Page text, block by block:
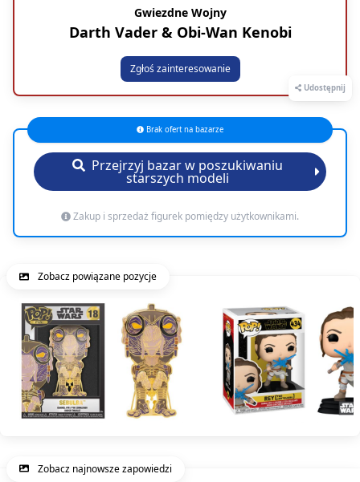
Udostępnij
Gwiezdne Wojny
Darth Vader & Obi-Wan Kenobi
Zgłoś zainteresowanie
Brak ofert na bazarze
Przejrzyj bazar w poszukiwaniu
starszych modeli
Zakup i sprzedaż figurek pomiędzy użytkownikami.
Zobacz powiązane pozycje
Zobacz najnowsze zapowiedzi